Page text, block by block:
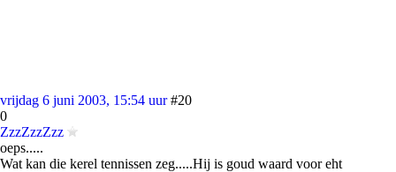
vrijdag 6 juni 2003, 15:54 uur #20
0
ZzzZzzZzz
oeps.....
Wat kan die kerel tennissen zeg.....Hij is goud waard voor eht